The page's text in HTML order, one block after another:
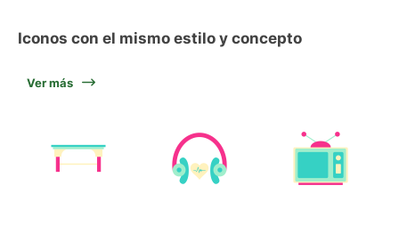
Iconos con el mismo estilo y concepto
Ver más